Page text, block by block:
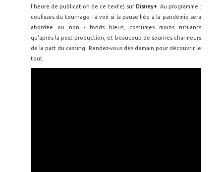
l'heure de publication de ce texte) sur Disney+. Au programme :
coulisses du tournage - à voir si la pause liée à la pandémie sera
abordée ou non - fonds bleus, costumes moins rutilants
qu'après la post-production, et beaucoup de sourires charmeurs
de la part du casting. Rendez-vous dès demain pour découvrir le
tout.